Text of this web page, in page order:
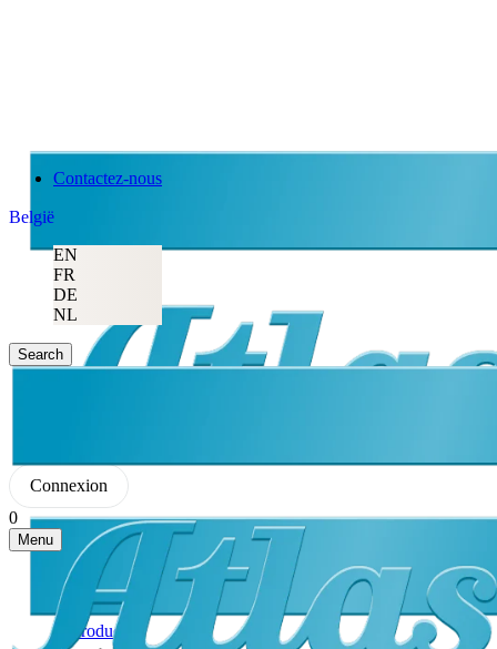
Contactez-nous
België
EN
FR
DE
NL
Search
Connexion
0
Menu
Products